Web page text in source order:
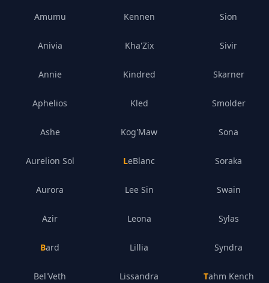
Amumu
Anivia
Annie
Aphelios
Ashe
Aurelion Sol
Aurora
Azir
Bard
Bel'Veth
Kennen
Kha'Zix
Kindred
Kled
Kog'Maw
LeBlanc
Lee Sin
Leona
Lillia
Lissandra
Sion
Sivir
Skarner
Smolder
Sona
Soraka
Swain
Sylas
Syndra
Tahm Kench